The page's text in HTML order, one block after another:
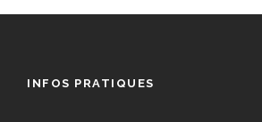
INFOS PRATIQUES